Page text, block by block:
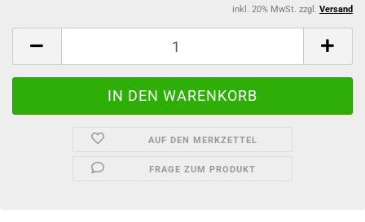
inkl. 20% MwSt. zzgl. Versand
AUF DEN MERKZETTEL
FRAGE ZUM PRODUKT